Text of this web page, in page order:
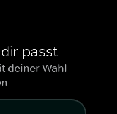
passt
deiner Wahl